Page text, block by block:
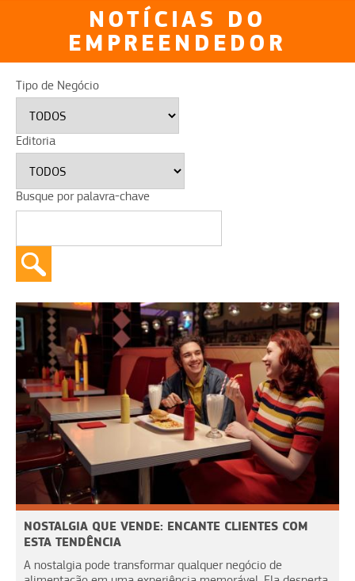
NOTÍCIAS DO
EMPREENDEDOR
Tipo de Negócio
Editoria
Busque por palavra-chave
NOSTALGIA QUE VENDE: ENCANTE CLIENTES COM
ESTA TENDÊNCIA
A nostalgia pode transformar qualquer negócio de